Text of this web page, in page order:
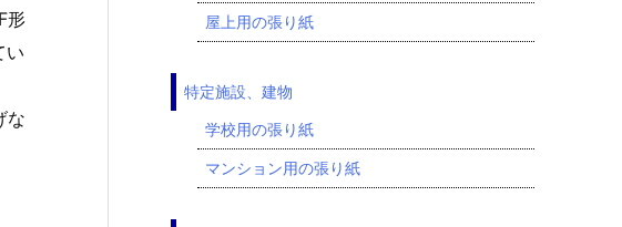
形
い
な
屋上用の張り紙
特定施設、建物
学校用の張り紙
マンション用の張り紙